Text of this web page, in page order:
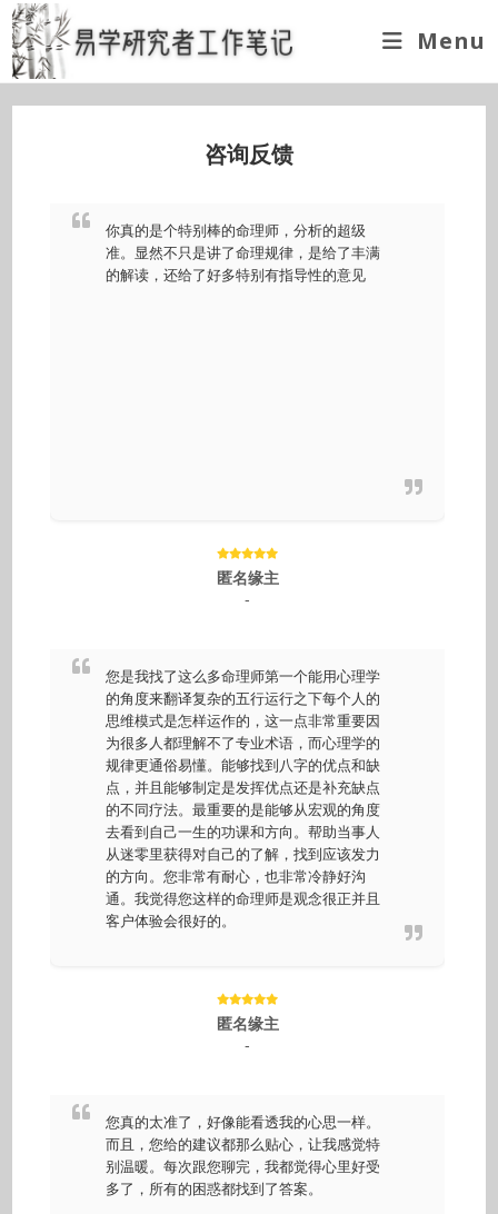
Skip
to
content
Menu
咨询反馈
你真的是个特别棒的命理师，分析的超级
准。显然不只是讲了命理规律，是给了丰满
的解读，还给了好多特别有指导性的意见
匿名缘主
-
您是我找了这么多命理师第一个能用心理学
的角度来翻译复杂的五行运行之下每个人的
思维模式是怎样运作的，这一点非常重要因
为很多人都理解不了专业术语，而心理学的
规律更通俗易懂。能够找到八字的优点和缺
点，并且能够制定是发挥优点还是补充缺点
的不同疗法。最重要的是能够从宏观的角度
去看到自己一生的功课和方向。帮助当事人
从迷零里获得对自己的了解，找到应该发力
的方向。您非常有耐心，也非常冷静好沟
通。我觉得您这样的命理师是观念很正并且
客户体验会很好的。
匿名缘主
-
您真的太准了，好像能看透我的心思一样。
而且，您给的建议都那么贴心，让我感觉特
别温暖。每次跟您聊完，我都觉得心里好受
多了，所有的困惑都找到了答案。